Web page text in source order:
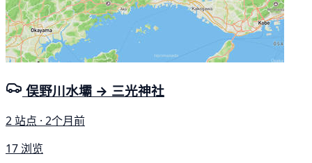
俣野川水壩 → 三光神社
2 站点 · 2个月前
17 浏览